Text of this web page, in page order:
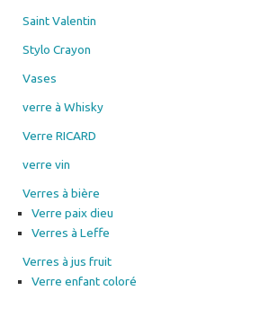
Saint Valentin
Stylo Crayon
Vases
verre à Whisky
Verre RICARD
verre vin
Verres à bière
Verre paix dieu
Verres à Leffe
Verres à jus fruit
Verre enfant coloré